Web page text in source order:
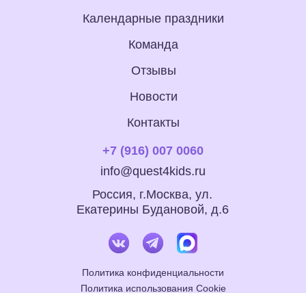
Календарные праздники
Политика конфиденциальности
Политика использования Cookie
info@quest4kids.ru
+7 (916) 007 0060
Россия, г.Москва, ул.
Екатерины Будановой, д.6
Новости
Отзывы
Команда
Контакты